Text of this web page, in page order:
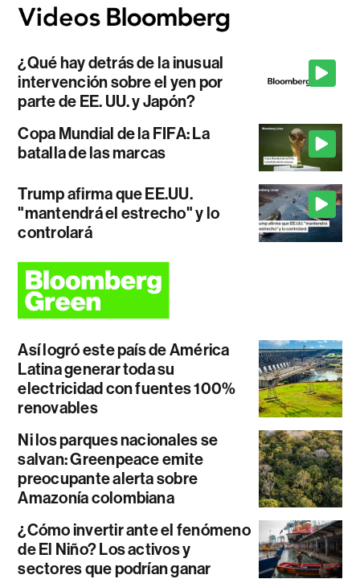
¿Qué hay detrás de la inusual
intervención sobre el yen por
parte de EE. UU. y Japón?
Copa Mundial de la FIFA: La
batalla de las marcas
Trump afirma que EE.UU.
"mantendrá el estrecho" y lo
controlará
Así logró este país de América
Latina generar toda su
electricidad con fuentes 100%
renovables
Ni los parques nacionales se
salvan: Greenpeace emite
preocupante alerta sobre
Amazonía colombiana
¿Cómo invertir ante el fenómeno
de El Niño? Los activos y
sectores que podrían ganar